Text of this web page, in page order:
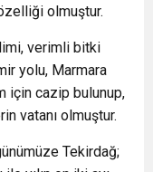
olmuştur.
verimli bitki
yolu, Marmara
için cazip bulunup,
vatanı olmuştur.
Tekirdağ;